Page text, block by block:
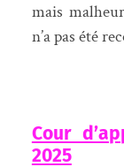
mais
n’a pas été
Cour
2025